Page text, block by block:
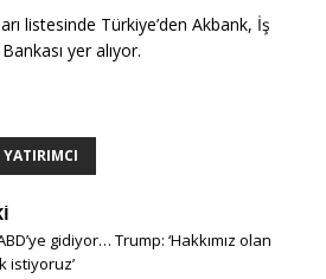
listesinde Türkiye’den Akbank, İş
yer alıyor.
YATIRIMCI
gidiyor… Trump: ‘Hakkımız olan
istiyoruz’